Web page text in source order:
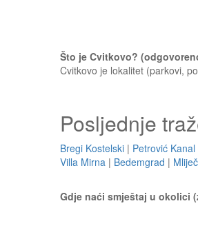
Što je Cvitkovo?
Cvitkovo je lokalitet (parkovi,
Posljednje
Bregi Kostelski | Petrović Kanal
Villa Mirna | Bedemgrad |
Gdje naći smještaj u okolici